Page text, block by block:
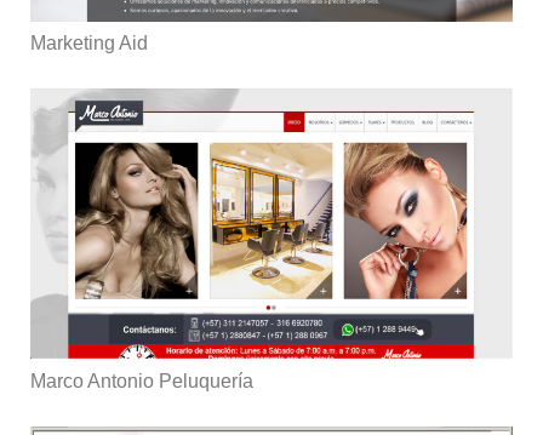
Marketing Aid
Marco Antonio Peluquería